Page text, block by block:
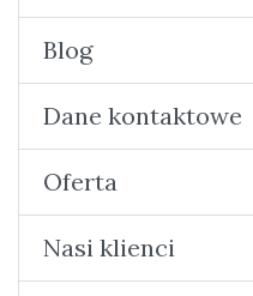
Blog
Dane kontaktowe
Oferta
Nasi klienci